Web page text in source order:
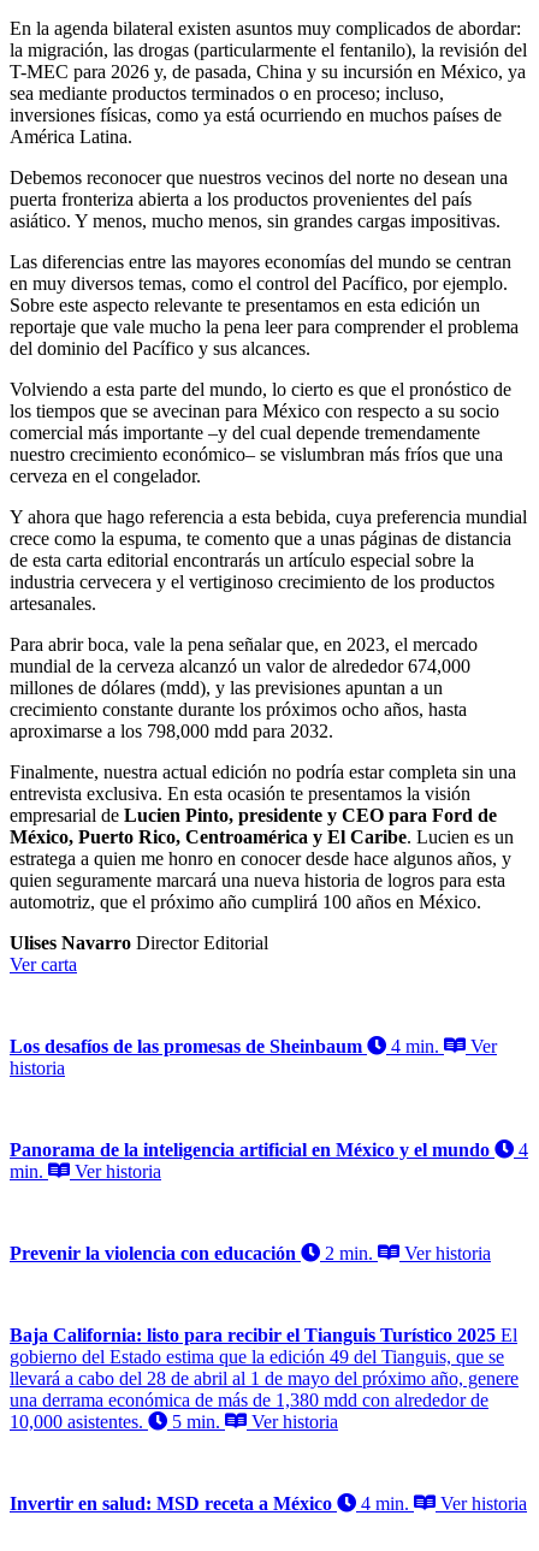
En la agenda bilateral existen asuntos muy complicados de abordar:
la migración, las drogas (particularmente el fentanilo), la revisión del
T-MEC para 2026 y, de pasada, China y su incursión en México, ya
sea mediante productos terminados o en proceso; incluso,
inversiones físicas, como ya está ocurriendo en muchos países de
América Latina.
Debemos reconocer que nuestros vecinos del norte no desean una
puerta fronteriza abierta a los productos provenientes del país
asiático. Y menos, mucho menos, sin grandes cargas impositivas.
Las diferencias entre las mayores economías del mundo se centran
en muy diversos temas, como el control del Pacífico, por ejemplo.
Sobre este aspecto relevante te presentamos en esta edición un
reportaje que vale mucho la pena leer para comprender el problema
del dominio del Pacífico y sus alcances.
Volviendo a esta parte del mundo, lo cierto es que el pronóstico de
los tiempos que se avecinan para México con respecto a su socio
comercial más importante –y del cual depende tremendamente
nuestro crecimiento económico– se vislumbran más fríos que una
cerveza en el congelador.
Y ahora que hago referencia a esta bebida, cuya preferencia mundial
crece como la espuma, te comento que a unas páginas de distancia
de esta carta editorial encontrarás un artículo especial sobre la
industria cervecera y el vertiginoso crecimiento de los productos
artesanales.
Para abrir boca, vale la pena señalar que, en 2023, el mercado
mundial de la cerveza alcanzó un valor de alrededor 674,000
millones de dólares (mdd), y las previsiones apuntan a un
crecimiento constante durante los próximos ocho años, hasta
aproximarse a los 798,000 mdd para 2032.
Finalmente, nuestra actual edición no podría estar completa sin una
entrevista exclusiva. En esta ocasión te presentamos la visión
empresarial de Lucien Pinto, presidente y CEO para Ford de
México, Puerto Rico, Centroamérica y El Caribe. Lucien es un
estratega a quien me honro en conocer desde hace algunos años, y
quien seguramente marcará una nueva historia de logros para esta
automotriz, que el próximo año cumplirá 100 años en México.
Ulises Navarro Director Editorial
Ver carta
Los desafíos de las promesas de Sheinbaum 4 min.
Ver
historia
Panorama de la inteligencia artificial en México y el mundo
4
min.
Ver historia
Prevenir la violencia con educación 2 min. Ver historia
Baja California: listo para recibir el Tianguis Turístico 2025 El
gobierno del Estado estima que la edición 49 del Tianguis, que se
llevará a cabo del 28 de abril al 1 de mayo del próximo año, genere
una derrama económica de más de 1,380 mdd con alrededor de
10,000 asistentes.
5 min. Ver historia
Invertir en salud: MSD receta a México 4 min. Ver historia